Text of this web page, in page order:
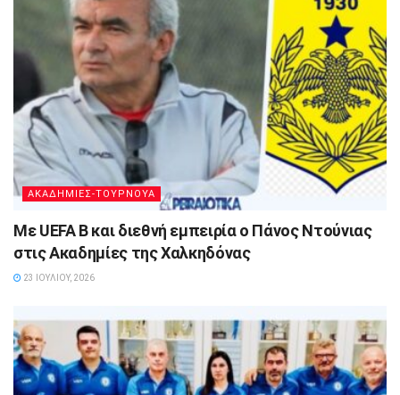
ΑΚΑΔΗΜΙΕΣ-ΤΟΥΡΝΟΥΑ
Με UEFA B και διεθνή εμπειρία ο Πάνος Ντούνιας
στις Ακαδημίες της Χαλκηδόνας
23 ΙΟΥΛΊΟΥ, 2026